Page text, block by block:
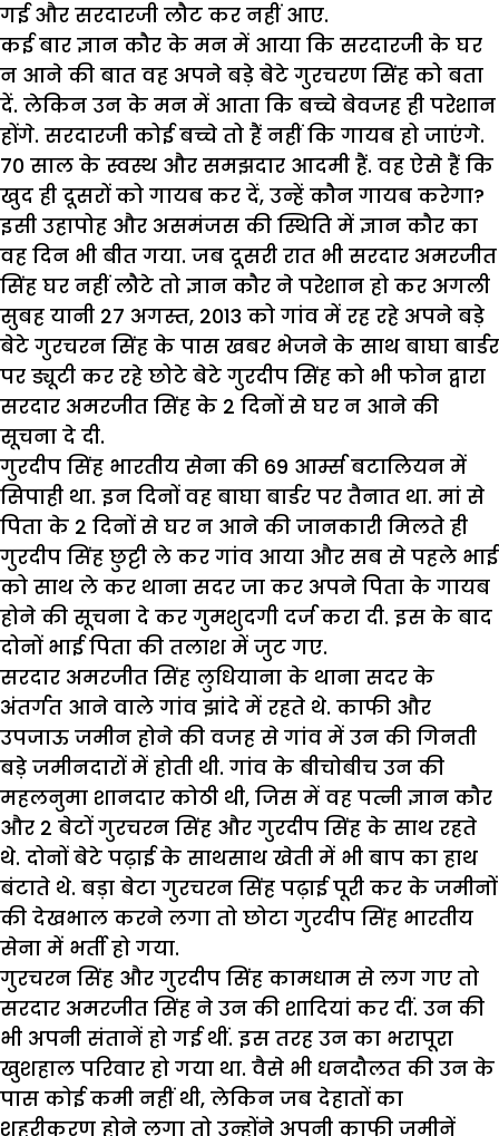
गई और सरदारजी लौट कर नहीं आए.
कई बार ज्ञान कौर के मन में आया कि सरदारजी के घर
न आने की बात वह अपने बड़े बेटे गुरचरण सिंह को बता
दें. लेकिन उन के मन में आता कि बच्चे बेवजह ही परेशान
होंगे. सरदारजी कोई बच्चे तो हैं नहीं कि गायब हो जाएंगे.
70 साल के स्वस्थ और समझदार आदमी हैं. वह ऐसे हैं कि
खुद ही दूसरों को गायब कर दें, उन्हें कौन गायब करेगा?
इसी उहापोह और असमंजस की स्थिति में ज्ञान कौर का
वह दिन भी बीत गया. जब दूसरी रात भी सरदार अमरजीत
सिंह घर नहीं लौटे तो ज्ञान कौर ने परेशान हो कर अगली
सुबह यानी 27 अगस्त, 2013 को गांव में रह रहे अपने बड़े
बेटे गुरचरन सिंह के पास खबर भेजने के साथ बाघा बार्डर
पर ड्यूटी कर रहे छोटे बेटे गुरदीप सिंह को भी फोन द्वारा
सरदार अमरजीत सिंह के 2 दिनों से घर न आने की
सूचना दे दी.
गुरदीप सिंह भारतीय सेना की 69 आर्म्स बटालियन में
सिपाही था. इन दिनों वह बाघा बार्डर पर तैनात था. मां से
पिता के 2 दिनों से घर न आने की जानकारी मिलते ही
गुरदीप सिंह छुट्टी ले कर गांव आया और सब से पहले भाई
को साथ ले कर थाना सदर जा कर अपने पिता के गायब
होने की सूचना दे कर गुमशुदगी दर्ज करा दी. इस के बाद
दोनों भाई पिता की तलाश में जुट गए.
सरदार अमरजीत सिंह लुधियाना के थाना सदर के
अंतर्गत आने वाले गांव झांदे में रहते थे. काफी और
उपजाऊ जमीन होने की वजह से गांव में उन की गिनती
बड़े जमीनदारों में होती थी. गांव के बीचोबीच उन की
महलनुमा शानदार कोठी थी, जिस में वह पत्नी ज्ञान कौर
और 2 बेटों गुरचरन सिंह और गुरदीप सिंह के साथ रहते
थे. दोनों बेटे पढ़ाई के साथसाथ खेती में भी बाप का हाथ
बंटाते थे. बड़ा बेटा गुरचरन सिंह पढ़ाई पूरी कर के जमीनों
की देखभाल करने लगा तो छोटा गुरदीप सिंह भारतीय
सेना में भर्ती हो गया.
गुरचरन सिंह और गुरदीप सिंह कामधाम से लग गए तो
सरदार अमरजीत सिंह ने उन की शादियां कर दीं. उन की
भी अपनी संतानें हो गई थीं. इस तरह उन का भरापूरा
खुशहाल परिवार हो गया था. वैसे भी धनदौलत की उन के
पास कोई कमी नहीं थी, लेकिन जब देहातों का
शहरीकरण होने लगा तो उन्होंने अपनी काफी जमीनें